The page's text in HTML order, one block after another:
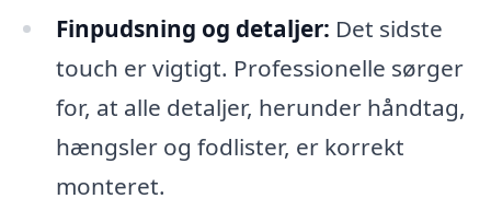
Finpudsning og detaljer: Det sidste
touch er vigtigt. Professionelle sørger
for, at alle detaljer, herunder håndtag,
hængsler og fodlister, er korrekt
monteret.